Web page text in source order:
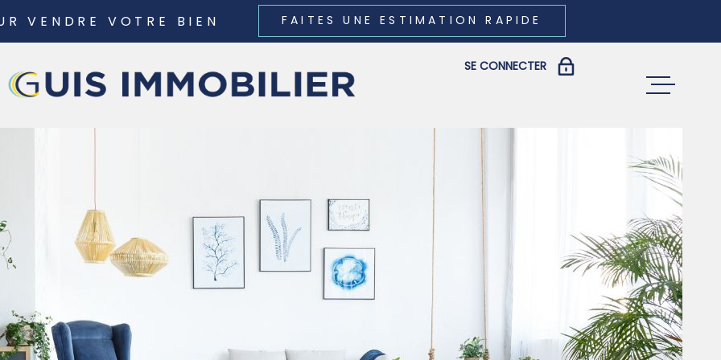
ACCUEIL
ACHETER
LOUER
VENDRE
GESTION
VENDRE VOTRE BIEN FAITES UNE ESTIMATION RAPIDE
SE CONNECTER